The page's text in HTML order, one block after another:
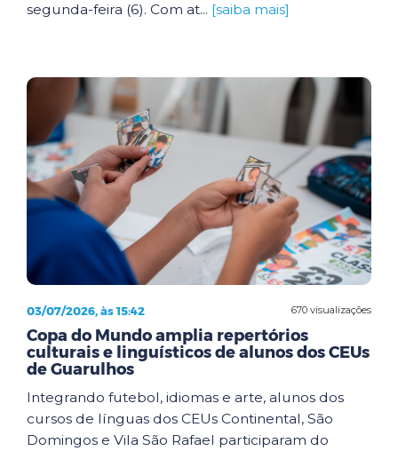
segunda-feira (6). Com at... [saiba mais]
670 visualizações
03/07/2026, às 15:42
Copa do Mundo amplia repertórios
culturais e linguísticos de alunos dos CEUs
de Guarulhos
Integrando futebol, idiomas e arte, alunos dos
cursos de línguas dos CEUs Continental, São
Domingos e Vila São Rafael participaram do